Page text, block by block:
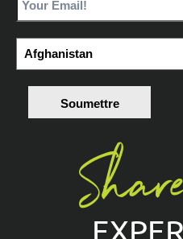
Soumettre